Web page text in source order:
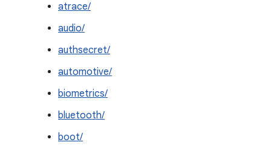
atrace/
audio/
authsecret/
automotive/
biometrics/
bluetooth/
boot/